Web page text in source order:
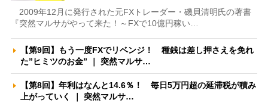
2009年12月に発行された元FXトレーダー・磯貝清明氏の著書
『突然マルサがやって来た！～FXで10億円稼い…
【第9回】もう一度FXでリベンジ！ 種銭は差し押さえを免れ
た”ヒミツのお金” ｜ 突然マルサ…
【第8回】年利はなんと14.6％！ 毎日5万円超の延滞税が積み
上がっていく ｜ 突然マルサ…